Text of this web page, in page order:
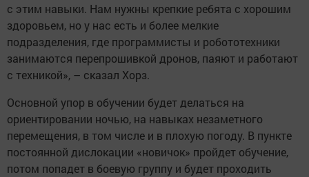
с этим навыки. Нам нужны крепкие ребята с хорошим
здоровьем, но у нас есть и более мелкие
подразделения, где программисты и робототехники
занимаются перепрошивкой дронов, паяют и работают
с техникой», – сказал Хорз.
Основной упор в обучении будет делаться на
ориентировании ночью, на навыках незаметного
перемещения, в том числе и в плохую погоду. В пункте
постоянной дислокации «новичок» пройдет обучение,
потом попадет в боевую группу и будет проходить